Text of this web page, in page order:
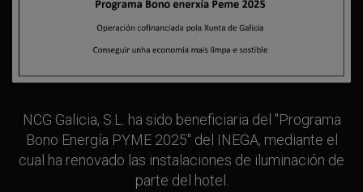
NCG Galicia, S.L. ha sido beneficiaria del "Programa
Bono Energía PYME 2025" del INEGA, mediante el
cual ha renovado las instalaciones de iluminación de
parte del hotel.